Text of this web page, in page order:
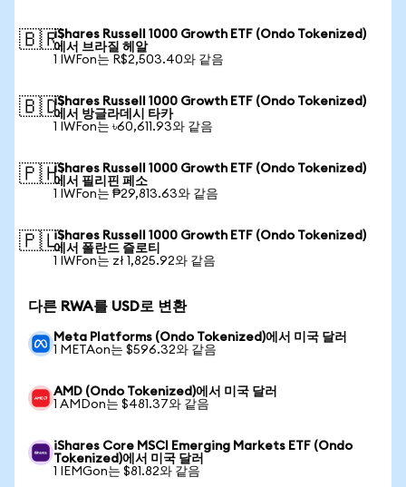
🇧🇷iShares Russell 1000 Growth ETF (Ondo Tokenized)
에서 브라질 헤알
1 IWFon는 R$2,503.40와 같음
🇧🇩iShares Russell 1000 Growth ETF (Ondo Tokenized)
에서 방글라데시 타카
1 IWFon는 ৳60,611.93와 같음
🇵🇭iShares Russell 1000 Growth ETF (Ondo Tokenized)
에서 필리핀 페소
1 IWFon는 ₱29,813.63와 같음
🇵🇱iShares Russell 1000 Growth ETF (Ondo Tokenized)
에서 폴란드 즐로티
1 IWFon는 zł 1,825.92와 같음
다른 RWA를 USD로 변환
Meta Platforms (Ondo Tokenized)에서 미국 달러
1 METAon는 $596.32와 같음
AMD (Ondo Tokenized)에서 미국 달러
1 AMDon는 $481.37와 같음
iShares Core MSCI Emerging Markets ETF (Ondo
Tokenized)에서 미국 달러
1 IEMGon는 $81.82와 같음